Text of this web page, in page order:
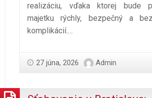
realizáciu, vďaka ktorej bude
majetku rýchly, bezpečný a
komplikácií.…
27 júna, 2026 Admin